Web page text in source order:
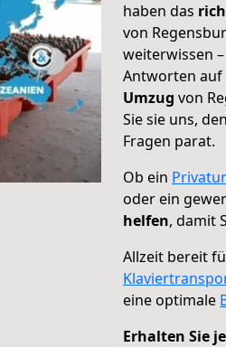
haben das
von
weiterwissen
Antworten auf
Umzug von
Sie sie uns,
Fragen parat.
Ob ein
oder ein
helfen, damit
Allzeit bereit
eine optimale
Erhalten Sie